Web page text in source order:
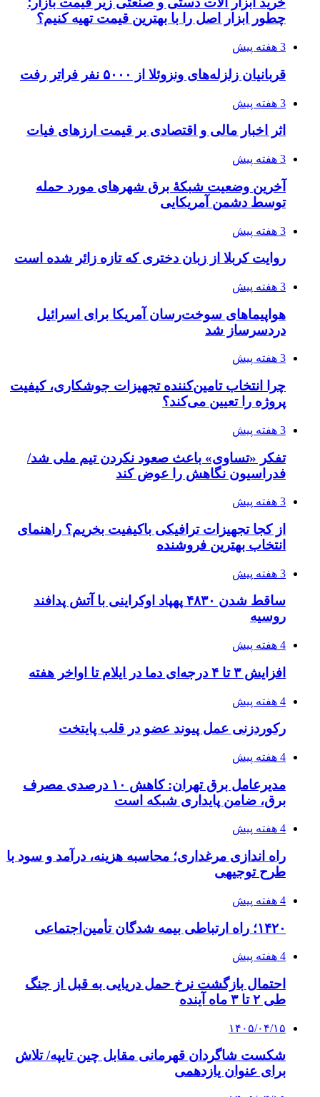
فدراسیون نگاهش را عوض کند
از کجا تجهیزات ترافیکی باکیفیت بخریم؟ راهنمای
انتخاب بهترین فروشنده
3 هفته پیش
ساقط شدن ۴۸۳۰ پهپاد اوکراینی با آتش پدافند
روسیه
4 هفته پیش
افزایش ۳ تا ۴ درجه‌ای دما در ایلام تا اواخر هفته
4 هفته پیش
رکوردزنی عمل پیوند عضو در قلب پایتخت
4 هفته پیش
مدیرعامل برق تهران: کاهش ۱۰ درصدی مصرف
برق، ضامن پایداری شبکه است
4 هفته پیش
راه اندازی مرغداری؛ محاسبه هزینه، درآمد و سود با
طرح توجیهی
4 هفته پیش
۱۴۲۰؛ راه ارتباطی بیمه شدگان تأمین‌اجتماعی
احتمال بازگشت نرخ حمل دریایی به قبل از جنگ
طی ۲ تا ۳ ماه آینده
شکست شاگردان قهرمانی مقابل چین تایپه/ تلاش
برای عنوان یازدهمی
فروشگاه کتاب DMDBook | خرید کتاب فانتزی،
عاشقانه، دارک رومنس و رمان بدون حذفیات
۱۴۰۵/۰۴/۱۴
راهنمای جامع خرید تجهیزات اندازه گیری؛ چطور
دقیق‌ترین ابزارها را آنلاین بخریم؟
۱۴۰۵/۰۴/۱۴
مراسم سوگواری امام شهید در کوهرنگ
۱۴۰۵/۰۴/۱۳
دندانپزشکی تحت بیهوشی در شرق تهران
خرید بهترین قهوه | خرید قهوه | قهوه گرنیکا کافی
صندوق طلا
وام فوری
بازار و کسب و کار
3 هفته پیش
خرید ابزار آلات دستی و صنعتی زیر قیمت بازار؛
چطور ابزار اصل را با بهترین قیمت تهیه کنیم؟
3 هفته پیش